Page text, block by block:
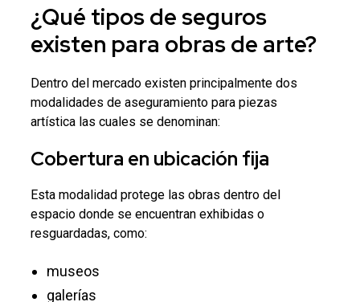
¿Qué tipos de seguros
existen para obras de arte?
Dentro del mercado existen principalmente dos
modalidades de aseguramiento para piezas
artística las cuales se denominan:
Cobertura en ubicación fija
Esta modalidad protege las obras dentro del
espacio donde se encuentran exhibidas o
resguardadas, como:
museos
galerías